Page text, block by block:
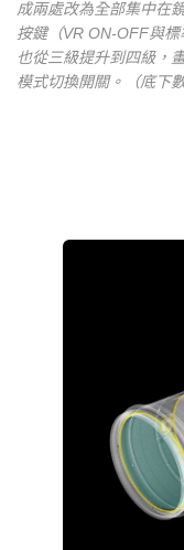
成兩處改為全部集中在
按鍵（VR ON-OFF與
也從三級提升到四級，
模式切換開關。（底下